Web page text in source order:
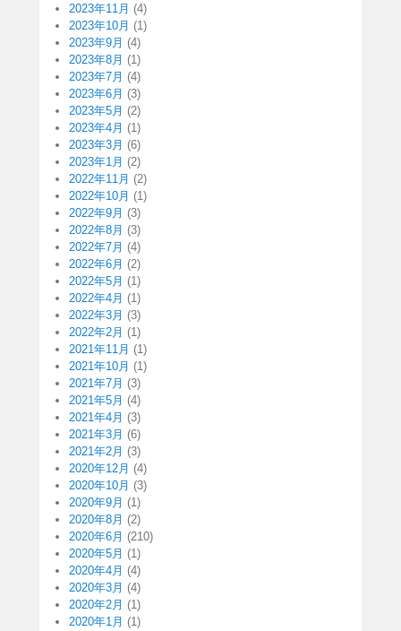
2023年11月 (4)
2023年10月 (1)
2023年9月 (4)
2023年8月 (1)
2023年7月 (4)
2023年6月 (3)
2023年5月 (2)
2023年4月 (1)
2023年3月 (6)
2023年1月 (2)
2022年11月 (2)
2022年10月 (1)
2022年9月 (3)
2022年8月 (3)
2022年7月 (4)
2022年6月 (2)
2022年5月 (1)
2022年4月 (1)
2022年3月 (3)
2022年2月 (1)
2021年11月 (1)
2021年10月 (1)
2021年7月 (3)
2021年5月 (4)
2021年4月 (3)
2021年3月 (6)
2021年2月 (3)
2020年12月 (4)
2020年10月 (3)
2020年9月 (1)
2020年8月 (2)
2020年6月 (210)
2020年5月 (1)
2020年4月 (4)
2020年3月 (4)
2020年2月 (1)
2020年1月 (1)